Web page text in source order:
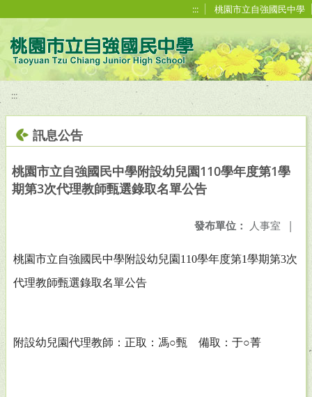
::: 桃園市立自強國民中學
:::
訊息公告
桃園市立自強國民中學附設幼兒園110學年度第1學
期第3次代理教師甄選錄取名單公告
發布單位： 人事室 |
桃園市立自強國民中學附設幼兒園110學年度第1學期第3次
代理教師甄選錄取名單公告
附設幼兒園代理教師：正取：馮○甄 備取：于○菁